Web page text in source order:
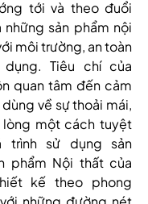
tới và theo đuổi
sản phẩm nội
môi trường, an toàn
Tiêu chí của
quan tâm đến cảm
về sự thoải mái,
lòng một cách tuyệt
trình sử dụng sản
phẩm Nội thất của
kế theo phong